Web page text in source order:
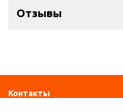
Отзывы
Контакты